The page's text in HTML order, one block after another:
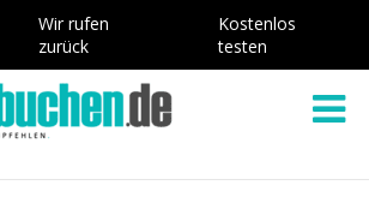
Wir rufen
zurück
Kostenlos
testen